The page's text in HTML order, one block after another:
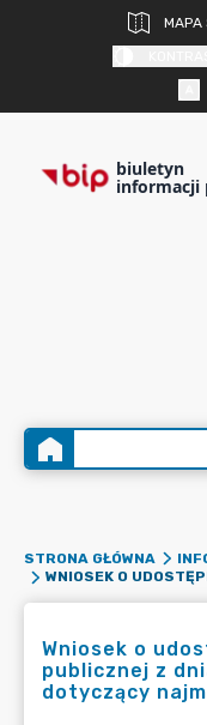
MAPA
biuletyn
informacji
STRONA GŁÓWNA
Wniosek o
publicznej z
dotyczący